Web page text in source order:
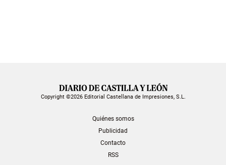
Copyright ©2026 Editorial Castellana de Impresiones, S.L.
Quiénes somos
Publicidad
Contacto
RSS